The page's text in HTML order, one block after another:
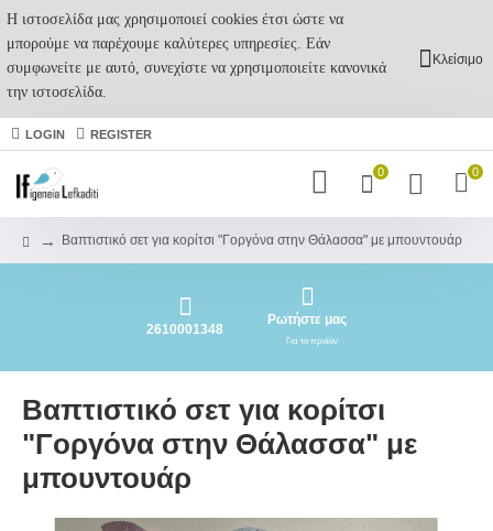
Η ιστοσελίδα μας χρησιμοποιεί cookies έτσι ώστε να
μπορούμε να παρέχουμε καλύτερες υπηρεσίες. Εάν
συμφωνείτε με αυτό, συνεχίστε να χρησιμοποιείτε κανονικά
την ιστοσελίδα.
Κλείσιμο
LOGIN REGISTER
0 0
Βαπτιστικό σετ για κορίτσι "Γοργόνα στην Θάλασσα" με μπουντουάρ
2610001348
Ρωτήστε μας
Για το προϊόν
Βαπτιστικό σετ για κορίτσι
"Γοργόνα στην Θάλασσα" με
μπουντουάρ